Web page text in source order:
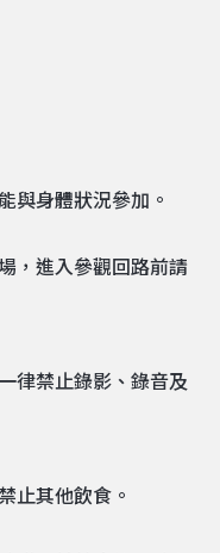
與身體狀況參加。
，進入參觀回路前請
律禁止錄影、錄音及
止其他飲食。